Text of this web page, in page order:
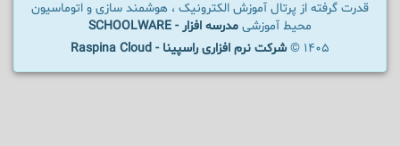
قدرت گرفته از پرتال آموزش الکترونیک ، هوشمند سازی و اتوماسیون
محیط آموزشی مدرسه افزار - SCHOOLWARE
1405 ©
شرکت نرم افزاری راسپینا - Raspina Cloud